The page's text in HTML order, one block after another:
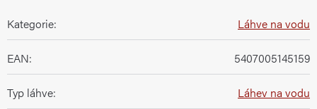
Kategorie: Láhve na vodu
EAN: 5407005145159
Typ láhve: Láhev na vodu